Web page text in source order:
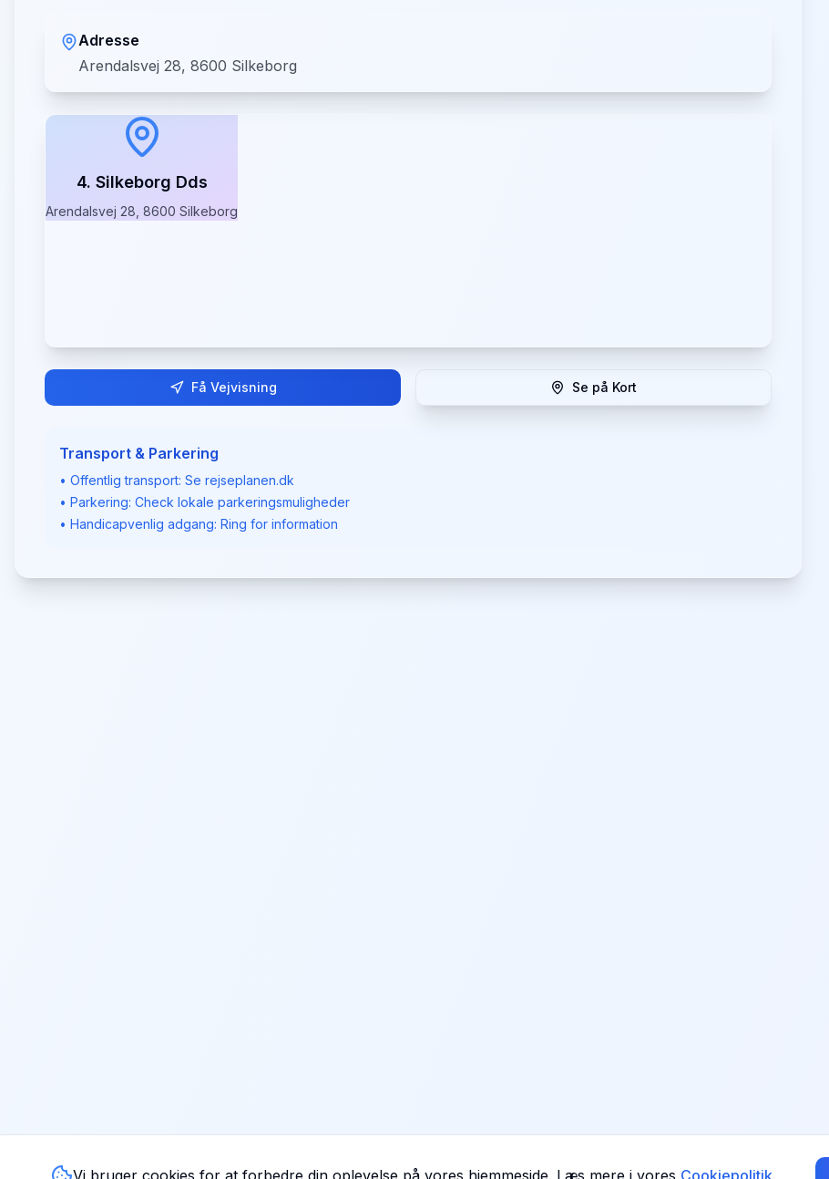
Adresse
Arendalsvej 28, 8600 Silkeborg
4. Silkeborg Dds
Arendalsvej 28, 8600 Silkeborg
Få Vejvisning Se på Kort
Transport & Parkering
• Offentlig transport: Se rejseplanen.dk
• Parkering: Check lokale parkeringsmuligheder
• Handicapvenlig adgang: Ring for information
Vi bruger cookies for at forbedre din oplevelse på vores hjemmeside. Læs mere i vores Cookiepolitik.